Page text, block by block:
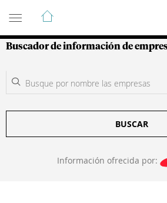
Guía de Empresas
Buscador de información de
BUSCAR
Información ofrecida por: